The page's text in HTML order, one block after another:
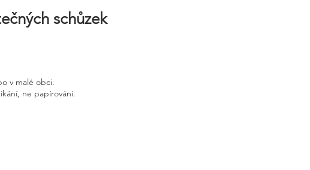
schůzek
v malé obci.
ne papírování.